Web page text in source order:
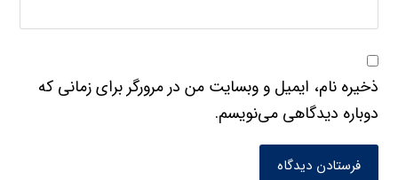
ذخیره نام، ایمیل و وبسایت من در مرورگر برای زمانی که
دوباره دیدگاهی می‌نویسم.
فرستادن دیدگاه